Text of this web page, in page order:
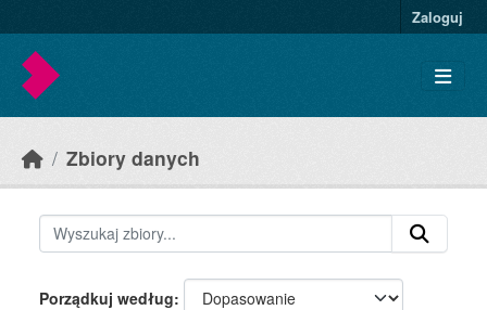
Zaloguj
Zbiory danych
Porządkuj według